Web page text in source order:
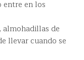
en los
de
llevar cuando se